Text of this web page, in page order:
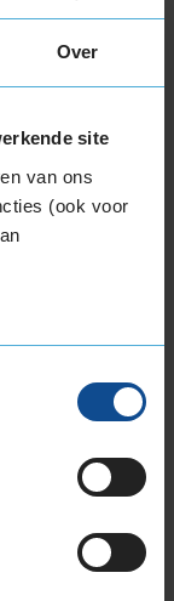
Over
site
van ons
(ook voor